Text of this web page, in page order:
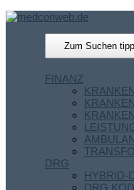
FINANZ
DRG
HYBRID-
DRG